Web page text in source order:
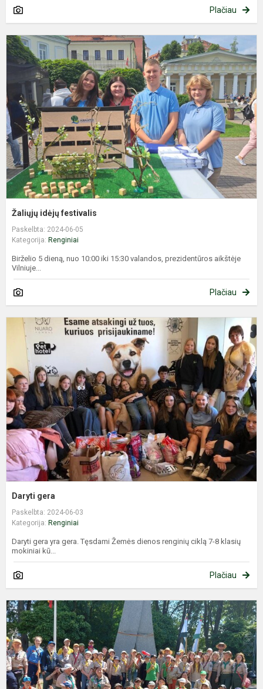
Plačiau
Žaliųjų idėjų festivalis
Paskelbta: 2024-06-05
Kategorija: Renginiai
Birželio 5 dieną, nuo 10:00 iki 15:30 valandos, prezidentūros aikštėje
Vilniuje...
Plačiau
Daryti gera
Paskelbta: 2024-06-03
Kategorija: Renginiai
Daryti gera yra gera. Tęsdami Žemės dienos renginių ciklą 7-8 klasių
mokiniai kū...
Plačiau